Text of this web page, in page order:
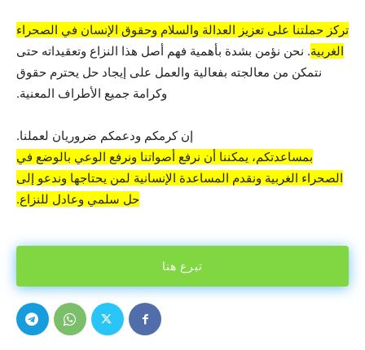
تركز حملتنا على تعزيز العدالة والسلام وحقوق الإنسان في الصحراء
الغربية. نحن نؤمن بشدة بأهمية فهم أصل هذا النزاع وتعقيداته حتى
نتمكن من معالجته بفعالية والعمل على إيجاد حل يحترم حقوق
وكرامة جميع الأطراف المعنية.
إن كرمكم ودعمكم ضروريان لعملنا.
بمساعدتكم، يمكننا أن نرفع أصواتنا ونرفع الوعي بالوضع في
الصحراء الغربية ونقدم المساعدة الإنسانية لمن يحتاجها وندعو إلى
حل سلمي وعادل للنزاع.
تبرع هنا